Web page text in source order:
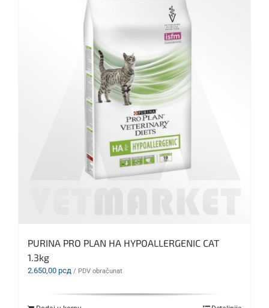
PURINA PRO PLAN HA HYPOALLERGENIC CAT
1.3kg
2.650,00 рсд / PDV obračunat